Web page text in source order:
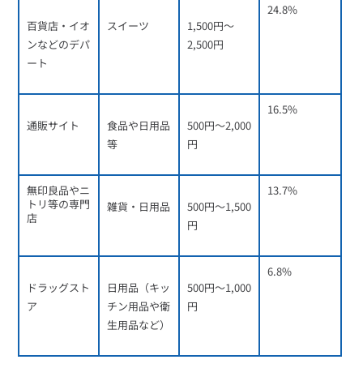
百貨店・イオ
ンなどのデパ
ート
スイーツ
1,500円～
2,500円
24.8%
通販サイト
食品や日用品
等
500円～2,000
円
16.5%
無印良品やニ
トリ等の専門
店
雑貨・日用品
500円～1,500
円
13.7%
ドラッグスト
ア
日用品（キッ
チン用品や衛
生用品など）
500円～1,000
円
6.8%